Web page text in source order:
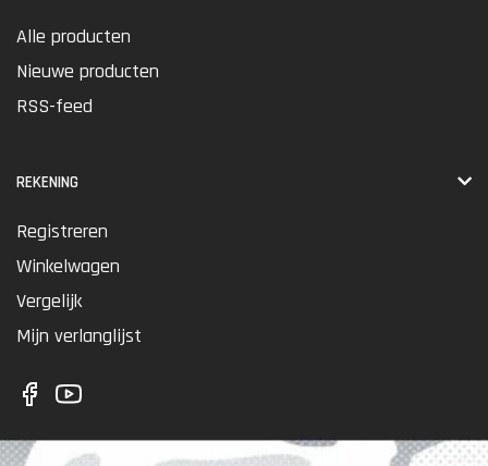
Alle producten
Nieuwe producten
RSS-feed
REKENING
Registreren
Winkelwagen
Vergelijk
Mijn verlanglijst